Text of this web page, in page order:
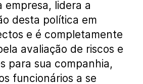
empresa, lidera a
desta política em
e é completamente
avaliação de riscos e
para sua companhia,
funcionários a se